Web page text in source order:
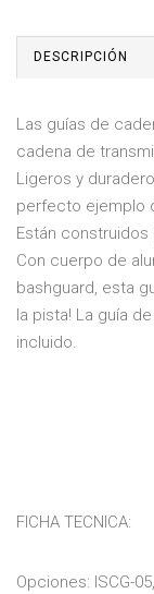
DESCRIPCIÓN
Las guías de
cadena de
Ligeros y
perfecto ejemplo
Están construidos
Con cuerpo de
bashguard, esta
la pista! La guía
incluido.
FICHA TECNICA:
Opciones: ISCG-